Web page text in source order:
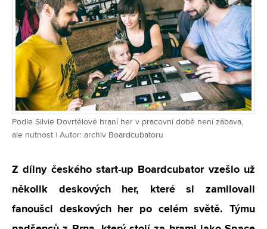
Podle Silvie Dovrtělové hraní her v pracovní době není zábava,
ale nutnost | Autor: archiv Boardcubatoru
Z dílny českého start-up Boardcubator vzešlo už
několik deskových her, které si zamilovali
fanoušci deskových her po celém světě. Týmu